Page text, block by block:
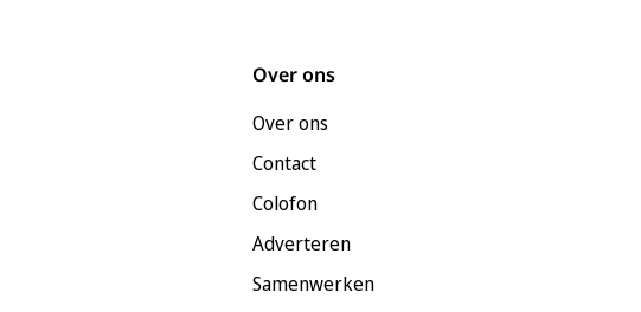
Over ons
Over ons
Contact
Colofon
Adverteren
Samenwerken